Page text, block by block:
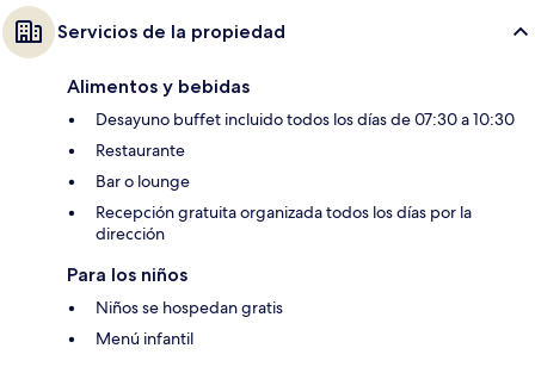
Servicios de la propiedad
Alimentos y bebidas
Desayuno buffet incluido todos los días de 07:30 a 10:30
Restaurante
Bar o lounge
Recepción gratuita organizada todos los días por la
dirección
Para los niños
Niños se hospedan gratis
Menú infantil